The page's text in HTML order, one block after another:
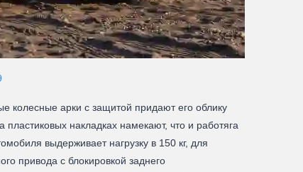
колесные арки с защитой придают его облику
накладках намекают, что и работяга
выдерживает нагрузку в 150 кг, для
привода с блокировкой заднего